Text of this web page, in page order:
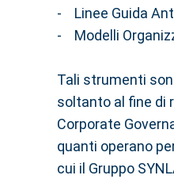
- Linee Guida
- Modelli
Tali strumenti
soltanto al fine di
Corporate
quanti operano
cui il Gruppo